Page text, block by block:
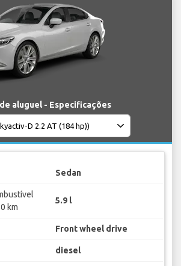
aluguel - Especificações
Sedan
km
5.9 l
Front wheel drive
diesel